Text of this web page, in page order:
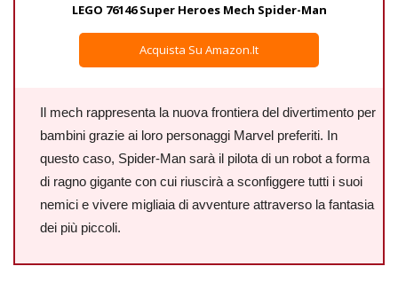
LEGO 76146 Super Heroes Mech Spider-Man
Acquista Su Amazon.it
Il mech rappresenta la nuova frontiera del divertimento per
bambini grazie ai loro personaggi Marvel preferiti. In
questo caso, Spider-Man sarà il pilota di un robot a forma
di ragno gigante con cui riuscirà a sconfiggere tutti i suoi
nemici e vivere migliaia di avventure attraverso la fantasia
dei più piccoli.